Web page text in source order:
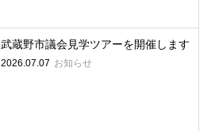
武蔵野市議会見学ツアーを開催します
2026.07.07 お知らせ